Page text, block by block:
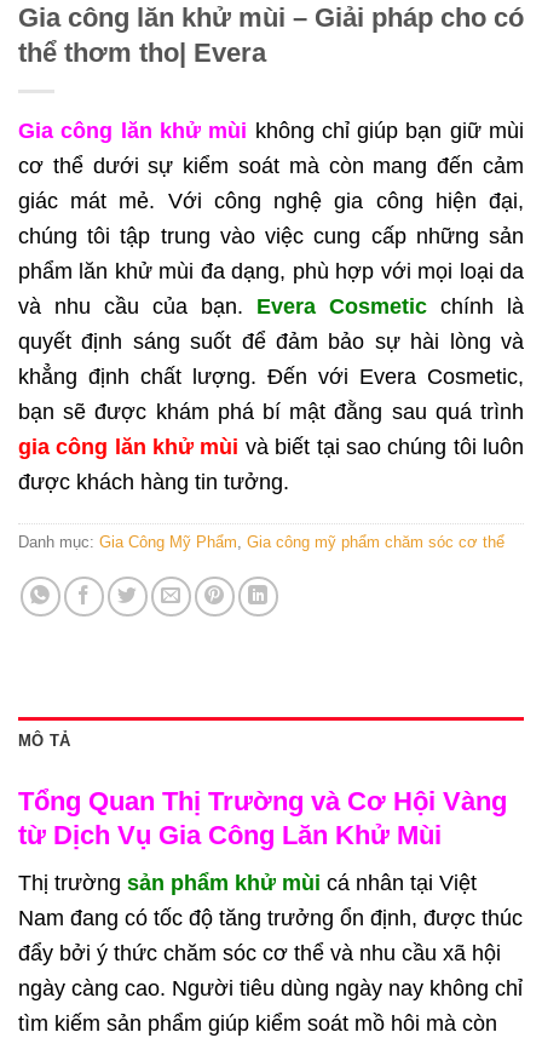
Gia công lăn khử mùi – Giải pháp cho có
thể thơm tho| Evera
Gia công lăn khử mùi không chỉ giúp bạn giữ mùi
cơ thể dưới sự kiểm soát mà còn mang đến cảm
giác mát mẻ. Với công nghệ gia công hiện đại,
chúng tôi tập trung vào việc cung cấp những sản
phẩm lăn khử mùi đa dạng, phù hợp với mọi loại da
và nhu cầu của bạn. Evera Cosmetic chính là
quyết định sáng suốt để đảm bảo sự hài lòng và
khẳng định chất lượng. Đến với Evera Cosmetic,
bạn sẽ được khám phá bí mật đằng sau quá trình
gia công lăn khử mùi và biết tại sao chúng tôi luôn
được khách hàng tin tưởng.
Danh mục: Gia Công Mỹ Phẩm, Gia công mỹ phẩm chăm sóc cơ thể
MÔ TẢ
Tổng Quan Thị Trường và Cơ Hội Vàng
từ Dịch Vụ Gia Công Lăn Khử Mùi
Thị trường sản phẩm khử mùi cá nhân tại Việt
Nam đang có tốc độ tăng trưởng ổn định, được thúc
đẩy bởi ý thức chăm sóc cơ thể và nhu cầu xã hội
ngày càng cao. Người tiêu dùng ngày nay không chỉ
tìm kiếm sản phẩm giúp kiểm soát mồ hôi mà còn